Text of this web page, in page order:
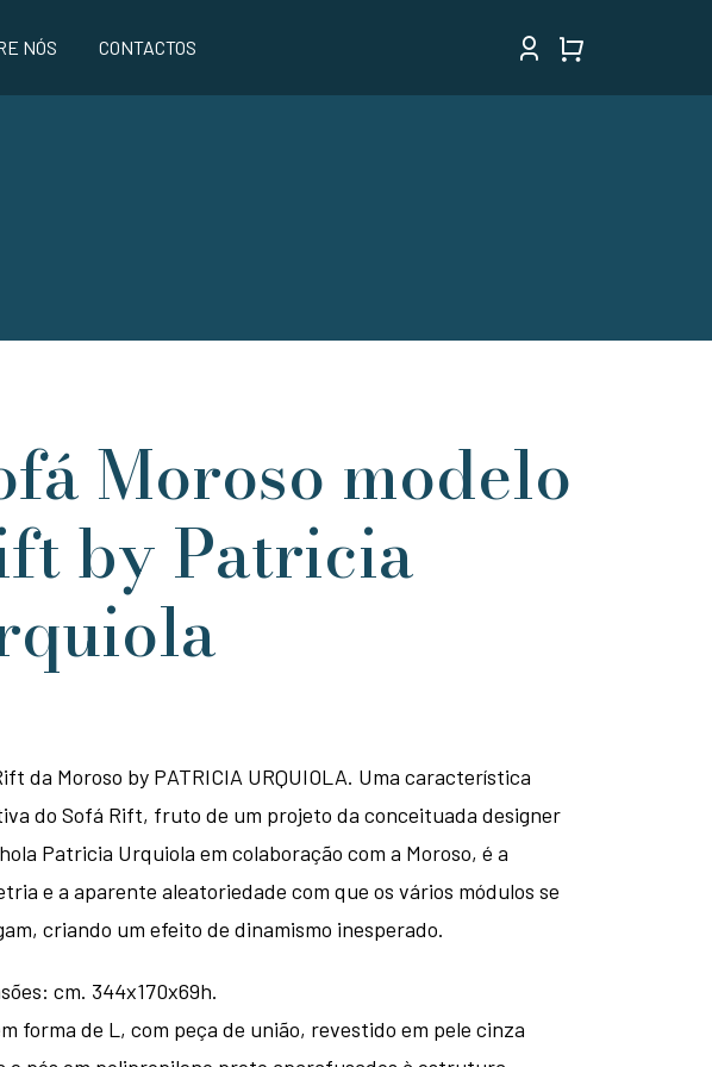
NÓS CONTACTOS
Moroso modelo
by Patricia
da Moroso by PATRICIA URQUIOLA. Uma característica
do Sofá Rift, fruto de um projeto da conceituada designer
Patricia Urquiola em colaboração com a Moroso, é a
e a aparente aleatoriedade com que os vários módulos se
criando um efeito de dinamismo inesperado.
cm. 344x170x69h.
forma de L, com peça de união, revestido em pele cinza